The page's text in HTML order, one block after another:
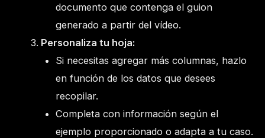
documento que contenga el guion
generado a partir del vídeo.
Personaliza tu hoja:
Si necesitas agregar más columnas, hazlo
en función de los datos que desees
recopilar.
Completa con información según el
ejemplo proporcionado o adapta a tu caso.